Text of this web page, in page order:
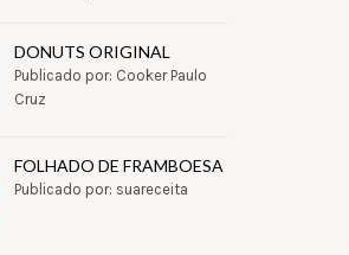
DONUTS ORIGINAL
Publicado por: Cooker Paulo
Cruz
FOLHADO DE FRAMBOESA
Publicado por: suareceita